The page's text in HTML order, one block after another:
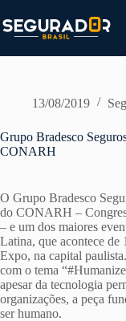
para
o
13/08/2019
Grupo Bradesco
CONARH
O Grupo Bradesco
do CONARH –
– e um dos maiores
Latina, que acontece de
Expo, na capital
com o tema
apesar da tecnologia
organizações, a peça
ser humano.